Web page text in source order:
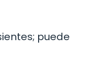
puede